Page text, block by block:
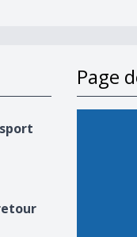
Page